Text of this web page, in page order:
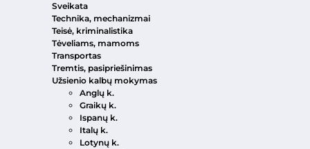
Sveikata
Technika, mechanizmai
Teisė, kriminalistika
Tėveliams, mamoms
Transportas
Tremtis, pasipriešinimas
Užsienio kalbų mokymas
Anglų k.
Graikų k.
Ispanų k.
Italų k.
Lotynų k.